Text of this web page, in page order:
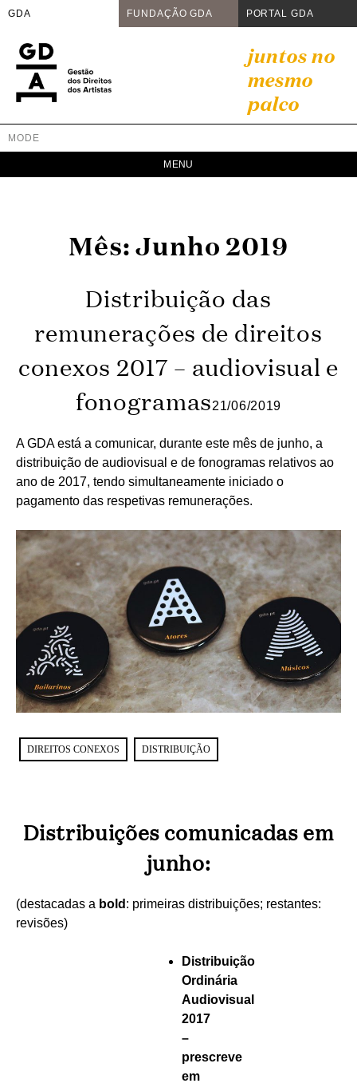
GDA FUNDAÇÃO GDA PORTAL GDA
content
juntos no
mesmo
palco
GDA
Juntos no mesmo palco
MODE
Mês:Junho 2019
Distribuição das
remunerações de direitos
conexos 2017 – audiovisual e
fonogramas21/06/2019
A GDA está a comunicar, durante este mês de junho, a
distribuição de audiovisual e de fonogramas relativos ao
ano de 2017, tendo simultaneamente iniciado o
pagamento das respetivas remunerações.
DIREITOS CONEXOS DISTRIBUIÇÃO
Distribuições comunicadas em
junho:
(destacadas a bold : primeiras distribuições; restantes:
revisões)
Distribuição
Ordinária
Audiovisual
2017
–
prescreve
em